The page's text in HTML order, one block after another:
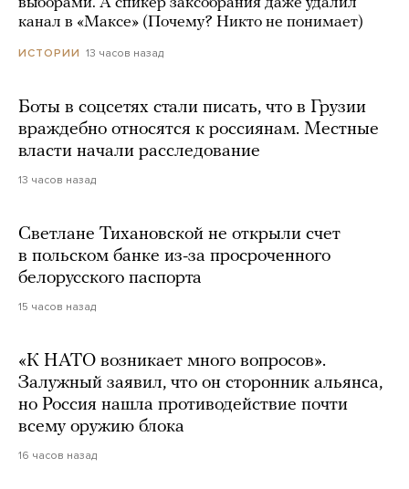
выборами. А спикер заксобрания даже удалил
канал в «Максе» (Почему? Никто не понимает)
ИСТОРИИ 13 часов назад
Боты в соцсетях стали писать, что в Грузии
враждебно относятся к россиянам. Местные
власти начали расследование
13 часов назад
Светлане Тихановской не открыли счет
в польском банке из-за просроченного
белорусского паспорта
15 часов назад
«К НАТО возникает много вопросов».
Залужный заявил, что он сторонник альянса,
но Россия нашла противодействие почти
всему оружию блока
16 часов назад